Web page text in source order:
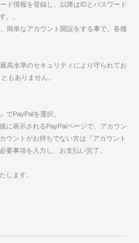
ド情報を登録し、以降はIDとパスワード
。。
簡単なアカウント開設をする事で、各種
高水準のセキュリティにより守られてお
もありません。
でPayPalを選択。
に表示されるPayPalページで、アカウン
ウントがお持ちでない方は『アカウント
要事項を入力し、お支払い完了。
します。